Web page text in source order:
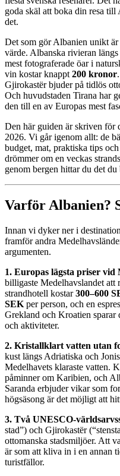
goda skäl att boka din resa
det.
Det som gör Albanien unikt
värde. Albanska rivieran
mest fotograferade öar i
vin kostar knappt 200 kronor
Gjirokastër bjuder på tidlös
Och huvudstaden Tirana har
den till en av Europas mest
Den här guiden är skriven för
2026. Vi går igenom allt: de
budget, mat, praktiska tips
drömmer om en veckas
genom bergen hittar du det du
Varför Albanien?
Innan vi dyker ner i
framför andra
argumenten.
1. Europas lägsta priser vid
billigaste Medelhavslandet att
strandhotell kostar300–600
SEK per person, och en
Grekland och Kroatien sparar
och aktiviteter.
2. Kristallklart vatten utan
kust längs Adriatiska och
Medelhavets klaraste vatten.
påminner om Karibien, och
Saranda erbjuder vikar som
högsäsong är det möjligt att
3. Två UNESCO-
stad”) och Gjirokastër
ottomanska stadsmiljöer. Att
är som att kliva in i en annan
turistfällor.